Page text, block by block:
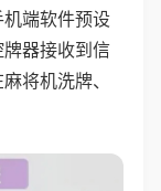
端软件预设
器接收到信
将机洗牌、